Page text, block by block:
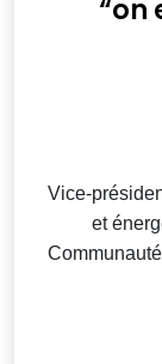
“on
Vice-
et